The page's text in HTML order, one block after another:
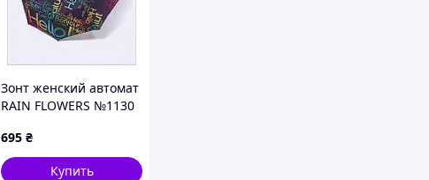
Зонт женский автомат
RAIN FLOWERS №1130
спиц Фиолетовый
8MCX699062
695 ₴
Купить